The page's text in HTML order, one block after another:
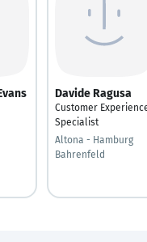
Davide Ragusa
Customer
Specialist
Altona - Hamburg
Bahrenfeld